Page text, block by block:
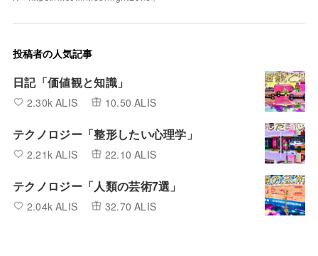
投稿者の人気記事
日記「価値観と知識」
2.30k ALIS 10.50 ALIS
テクノロジー「整形したい心理学」
2.21k ALIS 22.10 ALIS
テクノロジー「人類の芸術7選」
2.04k ALIS 32.70 ALIS